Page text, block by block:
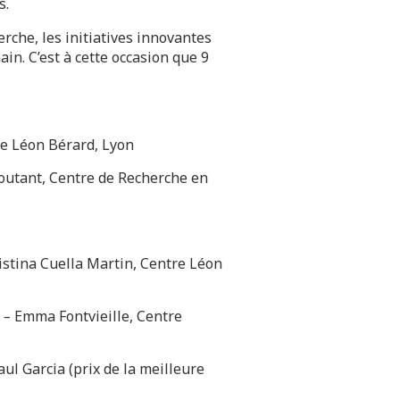
les initiatives innovantes
C’est à cette occasion que 9
Léon Bérard, Lyon
Centre de Recherche en
Cuella Martin, Centre Léon
– Emma Fontvieille, Centre
Garcia (prix de la meilleure